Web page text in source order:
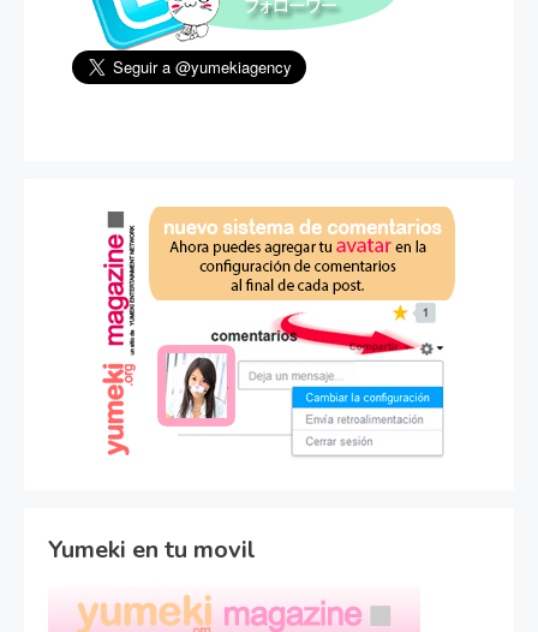
Yumeki en tu movil